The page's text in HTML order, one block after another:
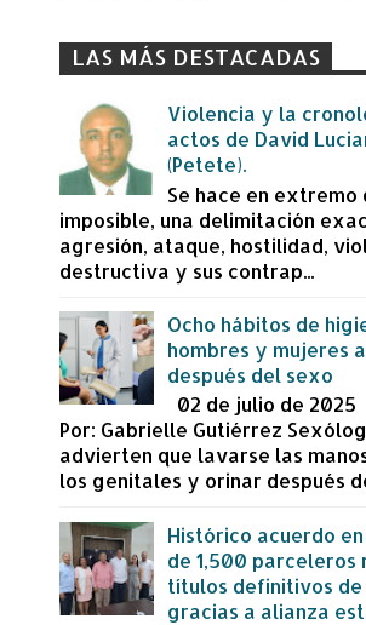
LAS MÁS DESTACADAS
Violencia y la
actos de David
(Petete).
Se hace en extremo
imposible, una delimitación
agresión, ataque, hostilidad,
destructiva y sus contrap...
Ocho hábitos de
hombres y mujeres
después del sexo
02 de julio de 2025
Por: Gabrielle Gutiérrez
advierten que lavarse las
los genitales y orinar después
Histórico acuerdo en
de 1,500 parceleros
títulos definitivos
gracias a alianza